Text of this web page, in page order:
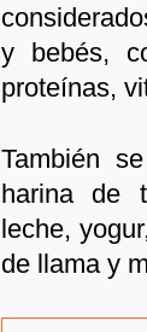
y bebés,
proteínas,
También
harina de
leche,
de llama y